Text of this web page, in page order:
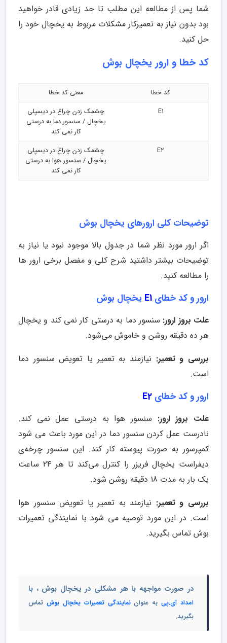
شما پس از مطالعه این مطلب تا حد زیادی قادر خواهید
بود بدون نیاز به تعمیرکار مشکلات مربوط به یخچال خود را
حل کنید.
کد خطا و ارور یخچال بوش
کد خطا
معنی کد خطا
E1
چشمک زدن چراغ در دیسپلی
یخچال / سنسور دما به درستی
کار نمی کند
E2
چشمک زدن چراغ در دیسپلی
یخچال / سنسور هوا به درستی
کار نمی کند
توضیحات کلی ارورهای یخچال بوش
اگر ارور مورد نظر شما در جدول بالا موجود نبود یا نیاز به
توضیحات بیشتر داشتید شرح کلی و مفصل برخی ارور ها
را مطالعه کنید.
ارور و کد خطای یخچال بوش
علت بروز ارور: سنسور دما به درستی کار نمی کند و یخچال
هر ده دقیقه روشن و خاموش می‌شود.
بررسی و تعمیر: نیازمند به تعمیر یا تعویض سنسور دما
است.
ارور و کد خطای
علت بروز ارور: سنسور هوا به درستی عمل نمی کند.
نادرست عمل کردن سنسور دما در این مورد باعث می شود
کمپرسور به صورت پیوسته کار کند. این سنسور چرخه‌ی
دیفراست یخچال فریزر را کنترل می‌کند تا هر ۲۴ ساعت
یک بار به مدت 18 دقیقه روشن شود.
بررسی و تعمیر: نیازمند به تعمیر یا تعویض سنسور هوا
است. در این مورد توصیه می شود با نمایندگی تعمیرات
بوش تماس بگیرید.
در صورت مواجهه با هر مشکلی در یخچال بوش ، با
امداد آی.پیبه عنواننمایندگی تعمیرات یخچال بوش تماس
بگیرید.